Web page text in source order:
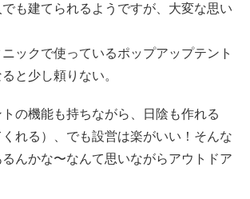
も建てられるようですが、大変な思い
ックで使っているポップアップテント
と少し頼りない。
の機能も持ちながら、日陰も作れる
くれる）、でも設営は楽がいい！そんな
んかな〜なんて思いながらアウトドア